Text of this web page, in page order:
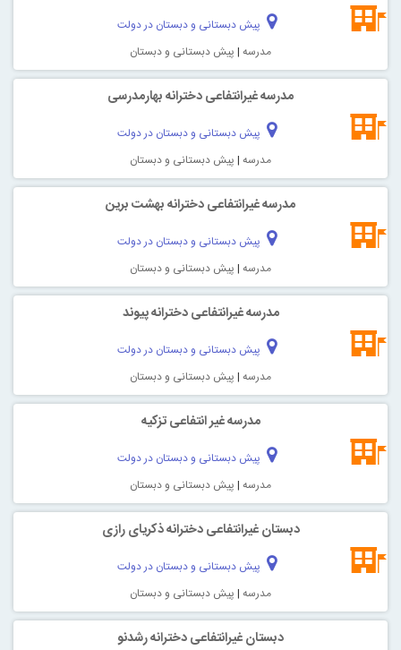
پیش دبستانی و دبستان در دولت
مدرسه | پیش دبستانی و دبستان
مدرسه غیرانتفاعی دخترانه بهارمدرسی
پیش دبستانی و دبستان در دولت
مدرسه | پیش دبستانی و دبستان
مدرسه غیرانتفاعی دخترانه بهشت برين
پیش دبستانی و دبستان در دولت
مدرسه | پیش دبستانی و دبستان
مدرسه غیرانتفاعی دخترانه پيوند
پیش دبستانی و دبستان در دولت
مدرسه | پیش دبستانی و دبستان
مدرسه غیر انتفاعی تزكيه
پیش دبستانی و دبستان در دولت
مدرسه | پیش دبستانی و دبستان
دبستان غیرانتفاعی دخترانه ذكريای رازی
پیش دبستانی و دبستان در دولت
مدرسه | پیش دبستانی و دبستان
دبستان غیرانتفاعی دخترانه رشدنو